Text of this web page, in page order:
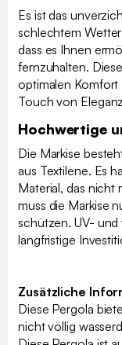
Es ist das
schlechtem
dass es Ihnen
fernzuhalten.
optimalen Komfort
Touch von
Hochwertige
Die Markise
aus Textilene. Es
Material, das nicht
muss die Markise
schützen. UV- und
langfristige
Zusätzliche
Diese Pergola
nicht völlig